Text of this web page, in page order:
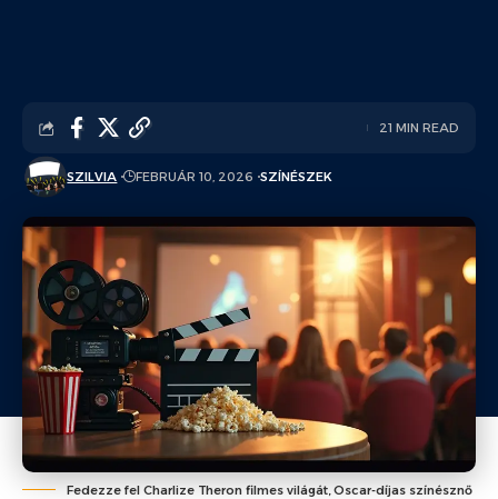
SZILVIA FEBRUÁR 10, 2026 SZÍNÉSZEK
21 MIN READ
Fedezze fel Charlize Theron filmes világát, Oscar-díjas színésznő